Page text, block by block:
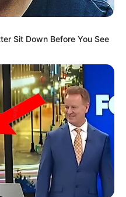
Sit Down Before You See